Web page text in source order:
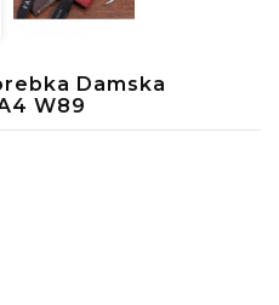
Damska
W89